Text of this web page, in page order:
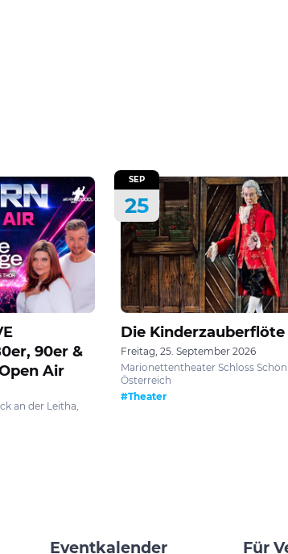
90er &
Air
an der Leitha,
SEP
25
Die Kinderzauberflöte
Freitag, 25. September 2026
Marionettentheater Schloss
Österreich
#Theater
Eventkalender Für